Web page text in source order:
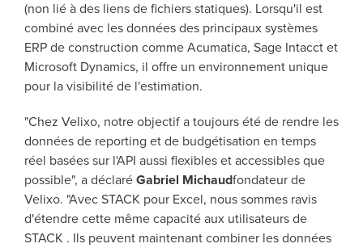
(non lié à des liens de fichiers statiques). Lorsqu'il est
combiné avec les données des principaux systèmes
ERP de construction comme Acumatica, Sage Intacct et
Microsoft Dynamics, il offre un environnement unique
pour la visibilité de l'estimation.
"Chez Velixo, notre objectif a toujours été de rendre les
données de reporting et de budgétisation en temps
réel basées sur l'API aussi flexibles et accessibles que
possible", a déclaré Gabriel Michaudfondateur de
Velixo. "Avec STACK pour Excel, nous sommes ravis
d'étendre cette même capacité aux utilisateurs de
STACK . Ils peuvent maintenant combiner les données